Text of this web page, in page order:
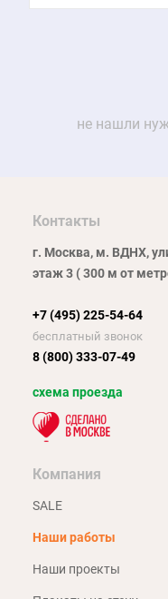
не нашли
Контакты
г. Москва, м. ВДНХ,
этаж 3 ( 300 м от
+7 (495) 225-54-64
бесплатный звонок
8 (800) 333-07-49
схема проезда
Компания
SALE
Наши работы
Наши проекты